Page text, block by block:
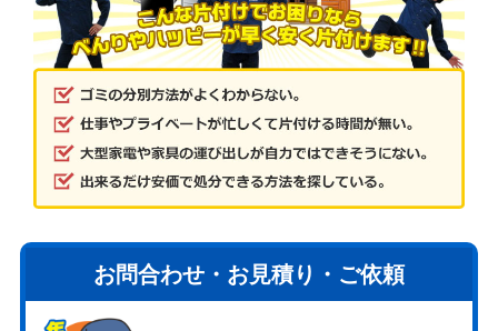
お問合わせ・お見積り・ご依頼